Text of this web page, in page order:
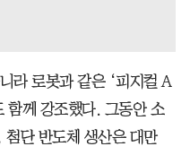
라 로봇과 같은 ‘피지컬 A
함께 강조했다. 그동안 소
단 반도체 생산은 대만